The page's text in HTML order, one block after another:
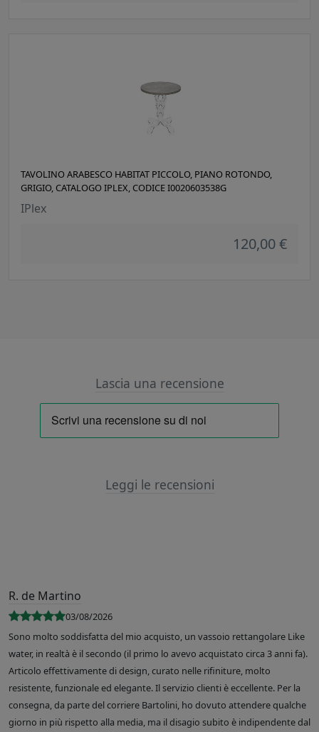
TAVOLINO ARABESCO HABITAT PICCOLO, PIANO ROTONDO,
GRIGIO, CATALOGO IPLEX, CODICE I0020603538G
IPlex
120,00 €
Lascia una recensione
Leggi le recensioni
R. de Martino
03/08/2026
Sono molto soddisfatta del mio acquisto, un vassoio rettangolare Like
water, in realtà è il secondo (il primo lo avevo acquistato circa 3 anni fa).
Articolo effettivamente di design, curato nelle rifiniture, molto
resistente, funzionale ed elegante. Il servizio clienti è eccellente. Per la
consegna, da parte del corriere Bartolini, ho dovuto attendere qualche
giorno in più rispetto alla media, ma il disagio subito è indipendente dal